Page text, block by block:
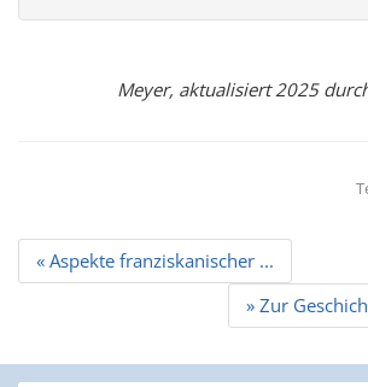
Dr.
Meyer, aktualisiert 2025
Beitrags
Navigation
« Aspekte franziskanischer ...
» Zur